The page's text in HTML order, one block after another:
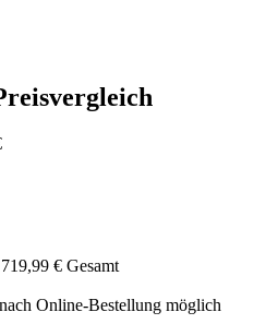
719,99 € Gesamt
Online-Bestellung möglich